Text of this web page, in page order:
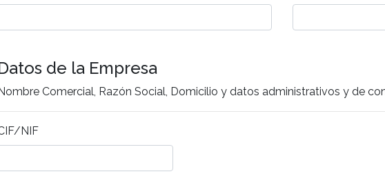
de la Empresa
Comercial, Razón Social, Domicilio y datos administrativos y de
NIF